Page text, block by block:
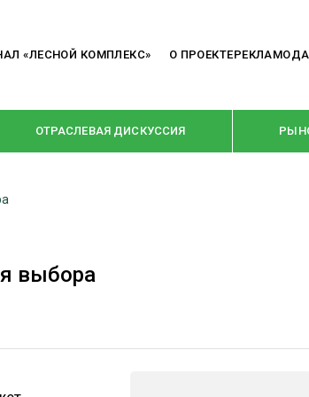
«ЛЕСНОЙ КОМПЛЕКС» О ПРОЕКТЕ
ОТРАСЛЕВАЯ ДИСКУССИЯ
КРУПНЫМ ПЛАНОМ
выбора